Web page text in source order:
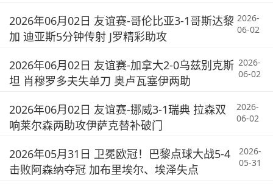
2026年06月02日 友谊赛-哥伦比亚3-1哥斯达黎
加 迪亚斯5分钟传射 J罗精彩助攻
2026-
06-02
2026年06月02日 友谊赛-加拿大2-0乌兹别克斯
坦 肖穆罗多夫失单刀 奥卢瓦塞伊两助
2026-
06-02
2026年06月02日 友谊赛-挪威3-1瑞典 拉森双
响莱尔森两助攻伊萨克替补破门
2026-
06-02
2026年05月31日 卫冕欧冠！巴黎点球大战5-4
击败阿森纳夺冠 加布里埃尔、埃泽失点
2026-
05-31